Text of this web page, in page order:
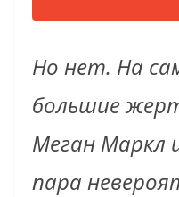
Но нет. На
большие
Меган Маркл
пара